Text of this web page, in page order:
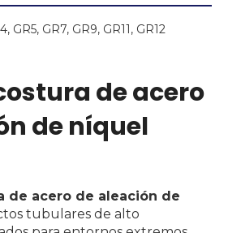
GR5, GR7, GR9, GR11, GR12
de acero
de níquel
de acero de aleación de
tubulares de alto